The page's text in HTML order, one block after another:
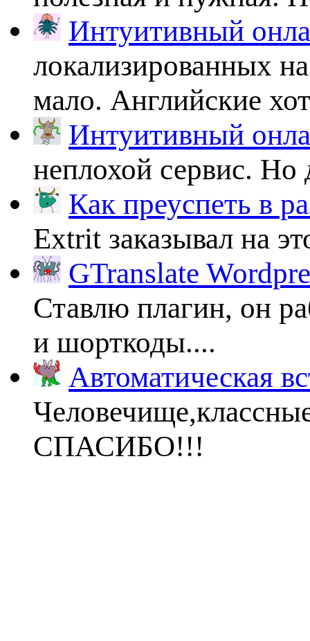
Интуитивный
локализированных
мало. Английские
Интуитивный
неплохой сервис.
Как преуспеть в
Extrit заказывал на
GTranslate
Ставлю плагин, он
и шорткоды....
Автоматическая
СПАСИБО!!!